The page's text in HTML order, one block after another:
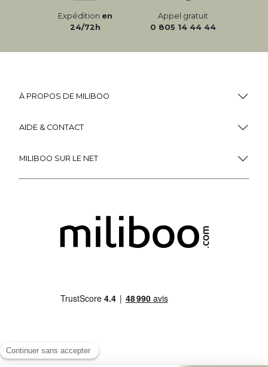
Expédition en
24/72h
Appel gratuit
0 805 14 44 44
À PROPOS DE MILIBOO
AIDE & CONTACT
MILIBOO SUR LE NET